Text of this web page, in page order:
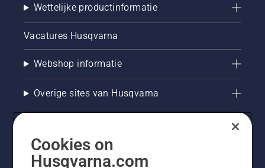
Wettelijke productinformatie
Vacatures Husqvarna
Webshop informatie
Overige sites van Husqvarna
Cookies on
Husqvarna.com